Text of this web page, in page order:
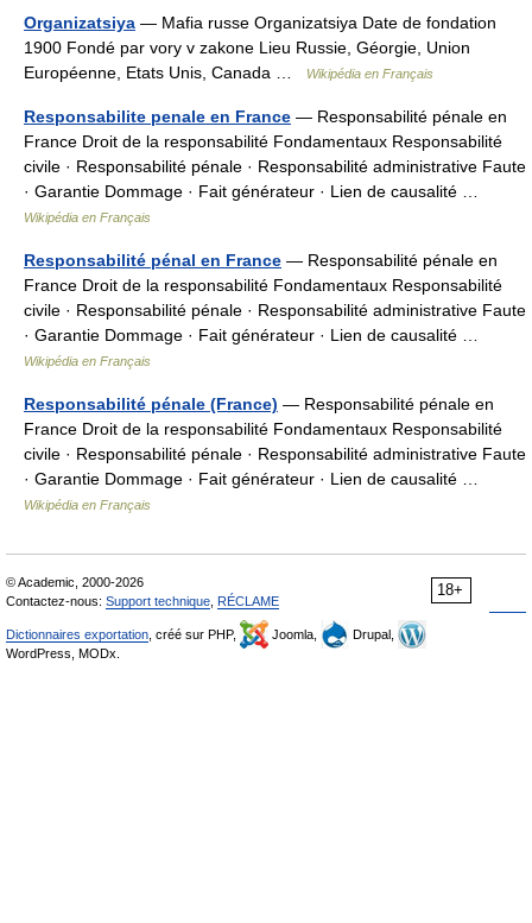
Organizatsiya — Mafia russe Organizatsiya Date de fondation
1900 Fondé par vory v zakone Lieu Russie, Géorgie, Union
Européenne, Etats Unis, Canada …
Wikipédia en Français
Responsabilite penale en France — Responsabilité pénale en
France Droit de la responsabilité Fondamentaux Responsabilité
civile · Responsabilité pénale · Responsabilité administrative Faute
· Garantie Dommage · Fait générateur · Lien de causalité …
Wikipédia en Français
Responsabilité pénal en France — Responsabilité pénale en
France Droit de la responsabilité Fondamentaux Responsabilité
civile · Responsabilité pénale · Responsabilité administrative Faute
· Garantie Dommage · Fait générateur · Lien de causalité …
Wikipédia en Français
Responsabilité pénale (France) — Responsabilité pénale en
France Droit de la responsabilité Fondamentaux Responsabilité
civile · Responsabilité pénale · Responsabilité administrative Faute
· Garantie Dommage · Fait générateur · Lien de causalité …
Wikipédia en Français
18+
© Academic, 2000-2026
Contactez-nous: Support technique RÉCLAME
Dictionnaires exportation , créé sur PHP, Joomla,
Drupal,
WordPress, MODx.